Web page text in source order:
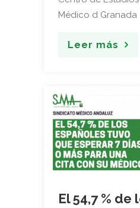
Médico d Granada
Leer más
El 54,7 % de